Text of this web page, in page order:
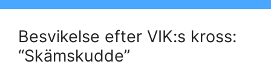
Besvikelse efter VIK:s kross:
“Skämskudde”